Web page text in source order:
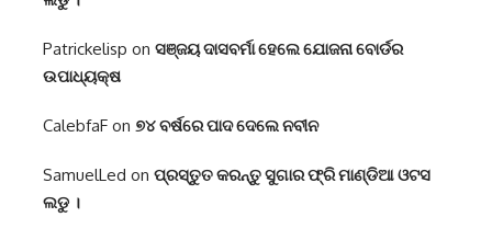
Patrickelisp on ସଞ୍ଜୟ ଦାସବର୍ମା ହେଲେ ଯୋଜନା ବୋର୍ଡର
ଉପାଧ୍ୟକ୍ଷ
CalebfaF on ୭୪ ବର୍ଷରେ ପାଦ ଦେଲେ ନବୀନ
SamuelLed on ପ୍ରସ୍ତୁତ କରନ୍ତୁ ସୁଗାର ଫ୍ରି ମାଣ୍ଡିଆ ଓଟସ
ଲଡୁ ।